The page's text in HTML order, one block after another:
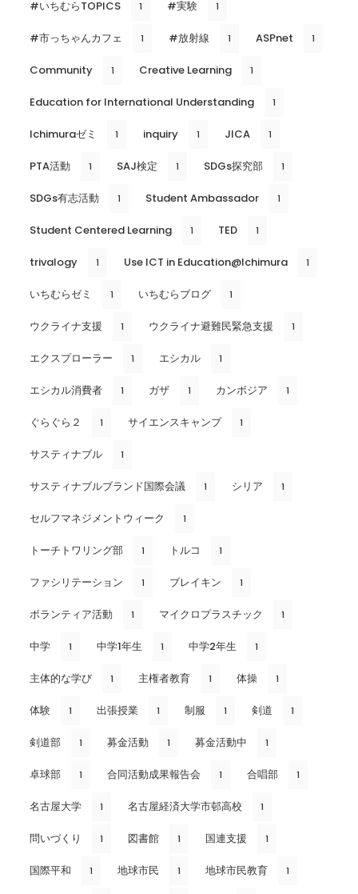
#いちむらTOPICS 1 #実験 1
#市っちゃんカフェ 1 #放射線 1 ASPnet 1
Community 1 Creative Learning 1
Education for International Understanding 1
Ichimuraゼミ 1 inquiry 1 JICA 1
PTA活動 1 SAJ検定 1 SDGs探究部 1
SDGs有志活動 1 Student Ambassador 1
Student Centered Learning 1 TED 1
trivalogy 1 Use ICT in Education@Ichimura 1
いちむらゼミ 1 いちむらブログ 1
ウクライナ支援 1 ウクライナ避難民緊急支援 1
エクスプローラー 1 エシカル 1
エシカル消費者 1 ガザ 1 カンボジア 1
ぐらぐら２ 1 サイエンスキャンプ 1
サスティナブル 1
サスティナブルブランド国際会議 1 シリア 1
セルフマネジメントウィーク 1
トーチトワリング部 1 トルコ 1
ファシリテーション 1 ブレイキン 1
ボランティア活動 1 マイクロプラスチック 1
中学 1 中学1年生 1 中学2年生 1
主体的な学び 1 主権者教育 1 体操 1
体験 1 出張授業 1 制服 1 剣道 1
剣道部 1 募金活動 1 募金活動中 1
卓球部 1 合同活動成果報告会 1 合唱部 1
名古屋大学 1 名古屋経済大学市邨高校 1
問いづくり 1 図書館 1 国連支援 1
国際平和 1 地球市民 1 地球市民教育 1